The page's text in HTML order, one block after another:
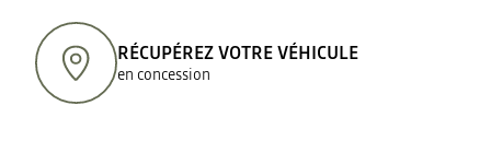
RÉCUPÉREZ VOTRE VÉHICULE
en concession